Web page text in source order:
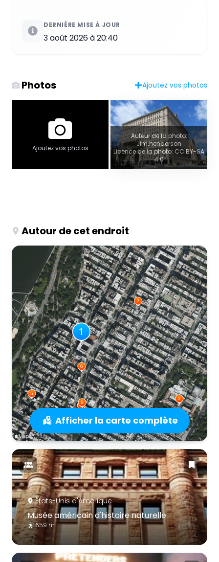
DERNIÈRE MISE À JOUR
3 août 2026 à 20:40
Photos Ajoutez vos photos
Ajoutez vos photos
Auteur de la photo:
Jim.henderson
Licence de la photo: CC BY-SA
4.0
Autour de cet endroit
Afficher la carte complète
États-Unis d'Amérique
Musée américain d'histoire naturelle
659 m